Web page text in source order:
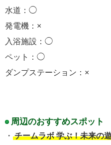
水道：◯
発電機：×
入浴施設：◯
ペット：◯
ダンプステーション：×
周辺のおすすめスポット
・ チームラボ 学ぶ！未来の